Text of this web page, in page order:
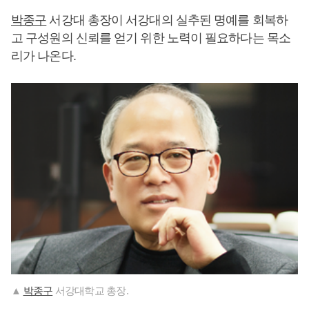
박종구 서강대 총장이 서강대의 실추된 명예를 회복하
고 구성원의 신뢰를 얻기 위한 노력이 필요하다는 목소
리가 나온다.
▲ 박종구 서강대학교 총장.